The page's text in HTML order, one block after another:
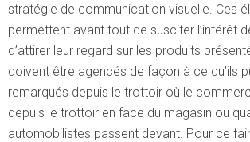
stratégie de communication visuelle. Ces
permettent avant tout de susciter l’intérêt
d’attirer leur regard sur les produits
doivent être agencés de façon à ce qu’ils
remarqués depuis le trottoir où le
depuis le trottoir en face du magasin ou
automobilistes passent devant. Pour ce